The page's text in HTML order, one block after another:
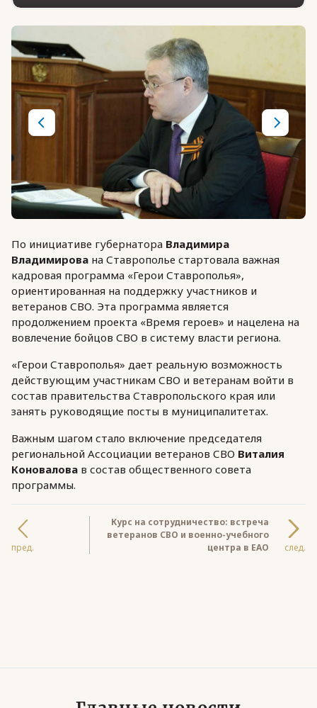
По инициативе губернатора Владимира
Владимирова на Ставрополье стартовала важная
кадровая программа «Герои Ставрополья»,
ориентированная на поддержку участников и
ветеранов СВО. Эта программа является
продолжением проекта «Время героев» и нацелена на
вовлечение бойцов СВО в систему власти региона.
«Герои Ставрополья» дает реальную возможность
действующим участникам СВО и ветеранам войти в
состав правительства Ставропольского края или
занять руководящие посты в муниципалитетах.
Важным шагом стало включение председателя
региональной Ассоциации ветеранов СВО Виталия
Коновалова в состав общественного совета
программы.
пред.
Курс на сотрудничество: встреча
ветеранов СВО и военно-учебного
центра в ЕАО
след.